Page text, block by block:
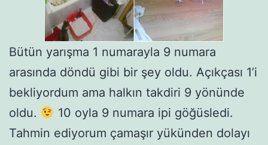
Bütün yarışma 1 numarayla 9 numara
arasında döndü gibi bir şey oldu. Açıkçası 1’i
bekliyordum ama halkın takdiri 9 yönünde
oldu.
10 oyla 9 numara ipi göğüsledi.
Tahmin ediyorum çamaşır yükünden dolayı